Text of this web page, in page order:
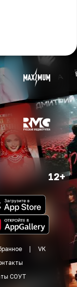
12+
VK
СОУТ